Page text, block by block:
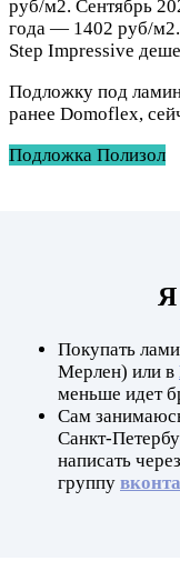
руб/м2. Сентябрь
года — 1402 руб/
Step Impressive
Подложку под
ранее Domoflex,
Подложка Полизол
Я
Покупать
Мерлен) или в
меньше идет
Сам
Санкт-
написать через
группу